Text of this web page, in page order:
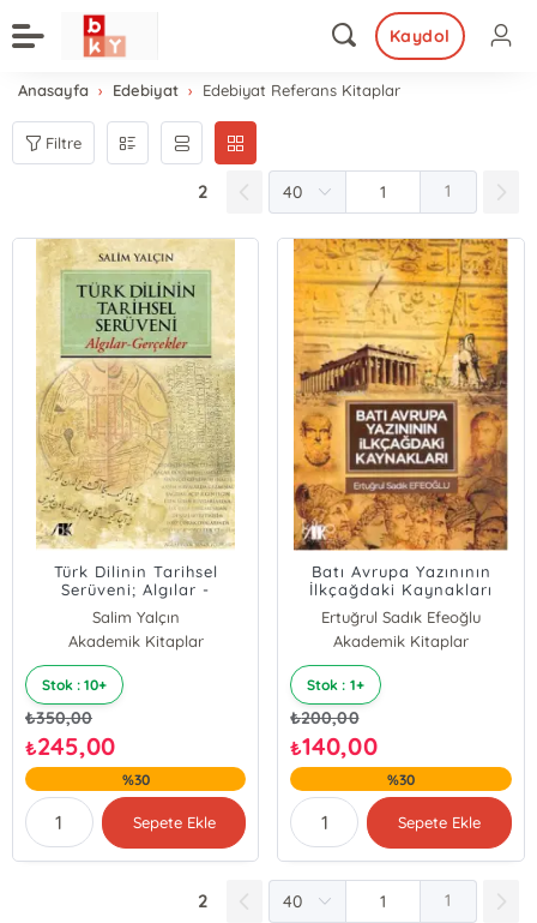
Kaydol
Anasayfa Edebiyat Edebiyat Referans Kitaplar
Filtre
2 1
Türk Dilinin Tarihsel
Serüveni; Algılar -
Gerçekler
Salim Yalçın
Akademik Kitaplar
Stok : 10+
₺350,00
₺245,00
%30
Sepete Ekle
Batı Avrupa Yazınının
İlkçağdaki Kaynakları
Ertuğrul Sadık Efeoğlu
Akademik Kitaplar
Stok : 1+
₺200,00
₺140,00
%30
Sepete Ekle
2 1